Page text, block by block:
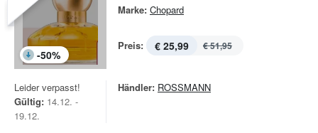
-50%
Marke: Chopard
Preis: € 25,99 € 51,95
Leider verpasst!
Gültig: 14.12. -
19.12.
Händler: ROSSMANN